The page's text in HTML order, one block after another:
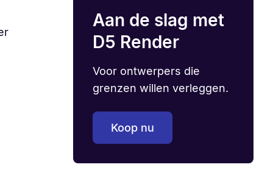
Aan de slag met
D5 Render
Voor ontwerpers die
grenzen willen verleggen.
Koop nu